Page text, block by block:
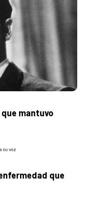
mantuvo
que